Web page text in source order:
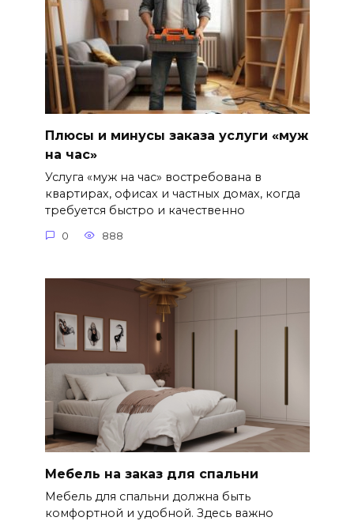
Плюсы и минусы заказа услуги «муж
на час»
Услуга «муж на час» востребована в
квартирах, офисах и частных домах, когда
требуется быстро и качественно
0 888
Мебель на заказ для спальни
Мебель для спальни должна быть
комфортной и удобной. Здесь важно